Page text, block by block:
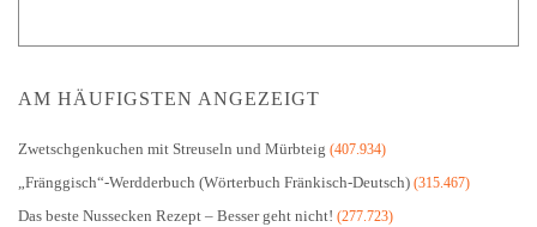
AM HÄUFIGSTEN ANGEZEIGT
Zwetschgenkuchen mit Streuseln und Mürbteig (407.934)
„Fränggisch“-Werdderbuch (Wörterbuch Fränkisch-Deutsch) (315.467)
Das beste Nussecken Rezept – Besser geht nicht! (277.723)